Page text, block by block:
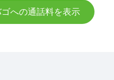
への通話料を表示